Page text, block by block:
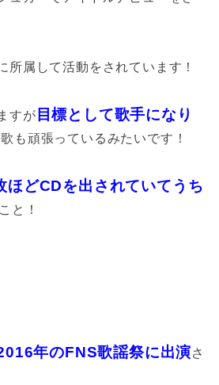
所属して活動をされています！
すが 目標として歌手になり
も頑張っているみたいです！
ほどCDを出されていてうち
と！
年のFNS歌謡祭に出演さ